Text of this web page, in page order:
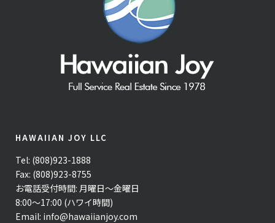
HAWAIIAN JOY LLC
Tel: (808)923-1888
Fax: (808)923-8755
お電話受付時間: 月曜日〜金曜日
8:00〜17:00 (ハワイ時間)
Email: info@hawaiianjoy.com